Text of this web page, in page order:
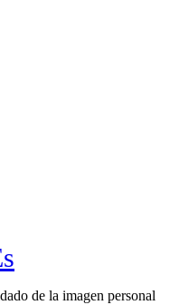
de la imagen personal